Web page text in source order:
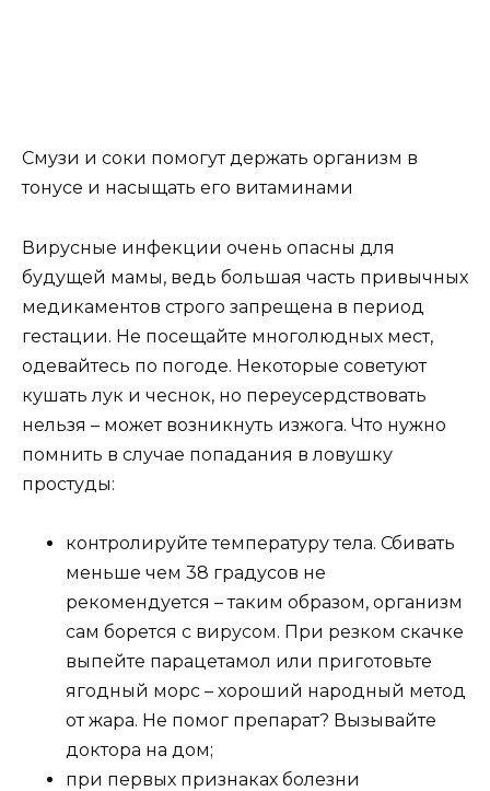
Смузи и соки помогут держать организм в
тонусе и насыщать его витаминами
Вирусные инфекции очень опасны для
будущей мамы, ведь большая часть привычных
медикаментов строго запрещена в период
гестации. Не посещайте многолюдных мест,
одевайтесь по погоде. Некоторые советуют
кушать лук и чеснок, но переусердствовать
нельзя – может возникнуть изжога. Что нужно
помнить в случае попадания в ловушку
простуды:
контролируйте температуру тела. Сбивать
меньше чем 38 градусов не
рекомендуется – таким образом, организм
сам борется с вирусом. При резком скачке
выпейте парацетамол или приготовьте
ягодный морс – хороший народный метод
от жара. Не помог препарат? Вызывайте
доктора на дом;
при первых признаках болезни